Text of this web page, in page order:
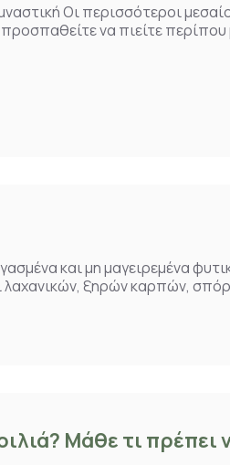
Οι περισσότεροι
να πιείτε περίπου
και μη μαγειρεμένα
λαχανικών, ξηρών καρπών,
Μάθε τι